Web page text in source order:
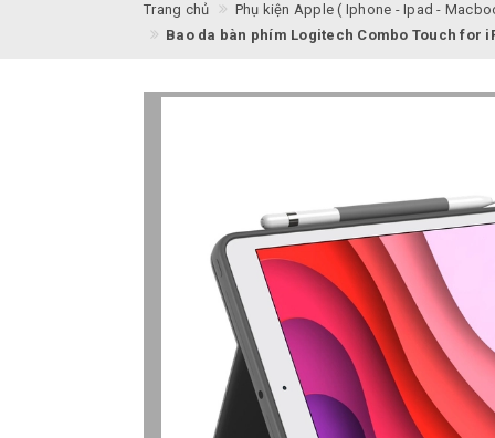
Trang chủ
Phụ kiện Apple ( Iphone - Ipad -
Bao da bàn phím Logitech Combo Touch for